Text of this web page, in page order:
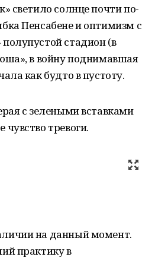
светило солнце почти по-
Пенсабене и оптимизм с
стадион (в
в войну поднимавшая
как будто в пустоту.
с зелеными вставками
тревоги.
на данный момент.
практику в